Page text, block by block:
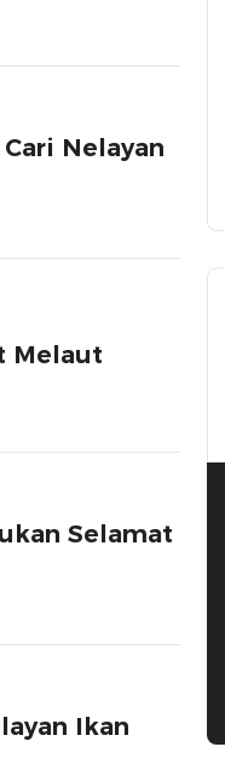
Nelayan
Melaut
Selamat
Ikan